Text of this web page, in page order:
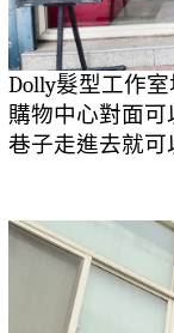
Dolly髮型工作
購物中心對面
巷子走進去就可